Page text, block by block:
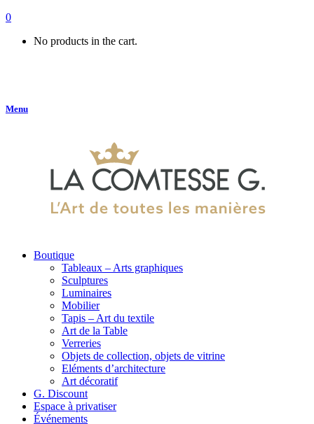
0
No products in the cart.
Menu
Boutique
Tableaux – Arts graphiques
Sculptures
Luminaires
Mobilier
Tapis – Art du textile
Art de la Table
Verreries
Objets de collection, objets de vitrine
Eléments d’architecture
Art décoratif
G. Discount
Espace à privatiser
Événements